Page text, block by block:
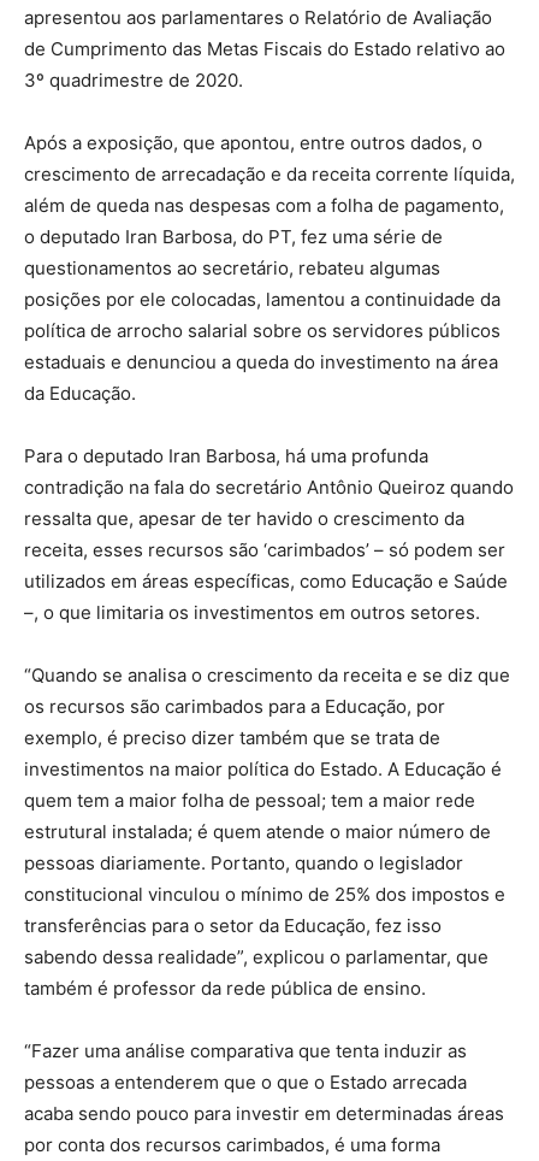
apresentou aos parlamentares o Relatório de Avaliação
de Cumprimento das Metas Fiscais do Estado relativo ao
3º quadrimestre de 2020.
Após a exposição, que apontou, entre outros dados, o
crescimento de arrecadação e da receita corrente líquida,
além de queda nas despesas com a folha de pagamento,
o deputado Iran Barbosa, do PT, fez uma série de
questionamentos ao secretário, rebateu algumas
posições por ele colocadas, lamentou a continuidade da
política de arrocho salarial sobre os servidores públicos
estaduais e denunciou a queda do investimento na área
da Educação.
Para o deputado Iran Barbosa, há uma profunda
contradição na fala do secretário Antônio Queiroz quando
ressalta que, apesar de ter havido o crescimento da
receita, esses recursos são ‘carimbados’ – só podem ser
utilizados em áreas específicas, como Educação e Saúde
–, o que limitaria os investimentos em outros setores.
“Quando se analisa o crescimento da receita e se diz que
os recursos são carimbados para a Educação, por
exemplo, é preciso dizer também que se trata de
investimentos na maior política do Estado. A Educação é
quem tem a maior folha de pessoal; tem a maior rede
estrutural instalada; é quem atende o maior número de
pessoas diariamente. Portanto, quando o legislador
constitucional vinculou o mínimo de 25% dos impostos e
transferências para o setor da Educação, fez isso
sabendo dessa realidade”, explicou o parlamentar, que
também é professor da rede pública de ensino.
“Fazer uma análise comparativa que tenta induzir as
pessoas a entenderem que o que o Estado arrecada
acaba sendo pouco para investir em determinadas áreas
por conta dos recursos carimbados, é uma forma